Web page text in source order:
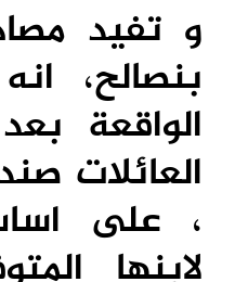
و تفيد
بنصالح،
الواقعة
العائلات
، على